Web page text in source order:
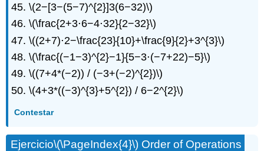
\(2−[3−(5−7)^{2}]3(6−32)\)
\(\frac{2+3⋅6−4⋅32}{2−32}\)
\((2+7)⋅2−\frac{23}{10}+\frac{9}{2}+3^{3}\)
\(\frac{(−1−3)^{2}−1}{5−3⋅(−7+22)−5}\)
\((7+4*(−2)) / (−3+(−2)^{2})\)
\(4+3*((−3)^{3}+5^{2}) / 6−2^{2}\)
Contestar
Ejercicio\(\PageIndex{4}\) Order of Operations